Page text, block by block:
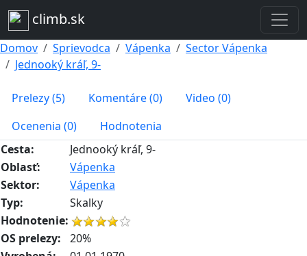
climb.sk
Domov Sprievodca Vápenka
Sector Vápenka
Jednooký kráľ, 9-
Prelezy (5) Komentáre (0)
Video (0)
Ocenenia (0)
Hodnotenia
Cesta:
Jednooký kráľ, 9-
Oblasť:
Vápenka
Sektor:
Vápenka
Typ:
Skalky
Hodnotenie:
OS prelezy:
20%